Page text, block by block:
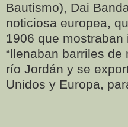
Bautismo), Dai
noticiosa europea,
1906 que
“llenaban barriles
río Jordán y se
Unidos y Europa,